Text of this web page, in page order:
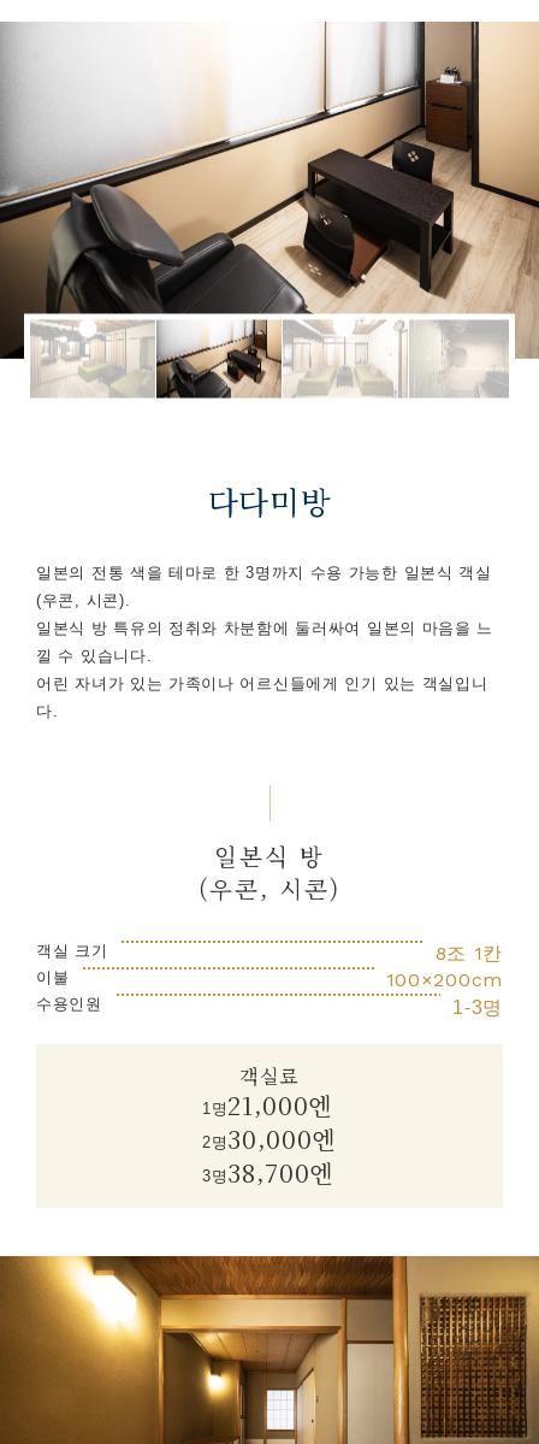
다다미방
일본의 전통 색을 테마로 한 3명까지 수용 가능한 일본식 객실
(우콘, 시콘).
일본식 방 특유의 정취와 차분함에 둘러싸여 일본의 마음을 느
낄 수 있습니다.
어린 자녀가 있는 가족이나 어르신들에게 인기 있는 객실입니
다.
일본식 방
(우콘, 시콘)
객실 크기 8조 1칸
이불 100×200cm
수용인원 1-3명
객실료
1명 21,000엔
2명 30,000엔
3명 38,700엔